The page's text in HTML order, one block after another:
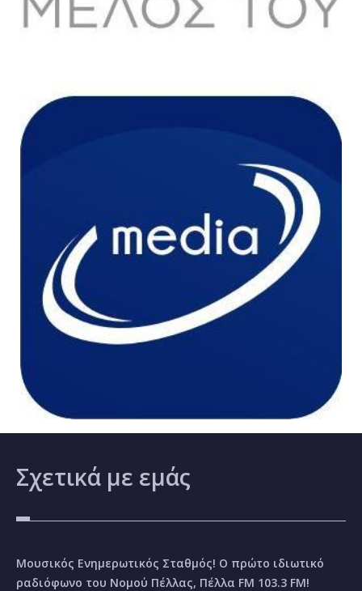
Σχετικά με εμάς
Μουσικός Ενημερωτικός Σταθμός! Ο πρώτο ιδιωτικό
ραδιόφωνο του Νομού Πέλλας, Πέλλα FM 103.3 FM!